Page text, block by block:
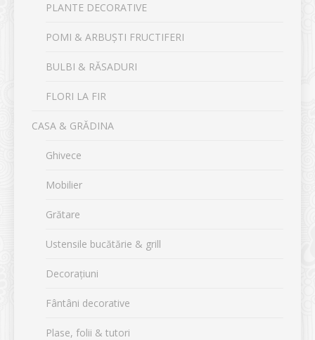
PLANTE DECORATIVE
POMI & ARBUȘTI FRUCTIFERI
BULBI & RĂSADURI
FLORI LA FIR
CASA & GRĂDINA
Ghivece
Mobilier
Grătare
Ustensile bucătărie & grill
Decorațiuni
Fântâni decorative
Plase, folii & tutori